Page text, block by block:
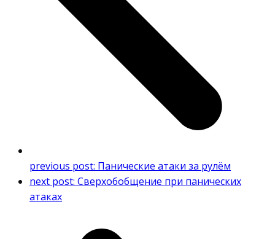
previous post: Панические атаки за рулём
next post: Сверхобобщение при панических
атаках